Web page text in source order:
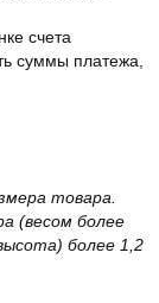
счета
суммы платежа,
товара.
(весом более
более 1,2